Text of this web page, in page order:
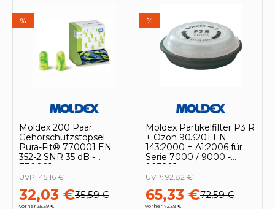
%
Moldex 200 Paar
Gehörschutzstöpsel
Pura-Fit® 770001 EN
352-2 SNR 35 dB -
770001
32,03 €35,59 €
vorher 35,59 €
UVP: 45,16 €
%
Moldex Partikelfilter P3 R
+ Ozon 903201 EN
143:2000 + A1:2006 für
Serie 7000 / 9000 -
903201
65,33 €72,59 €
vorher 72,59 €
UVP: 92,82 €